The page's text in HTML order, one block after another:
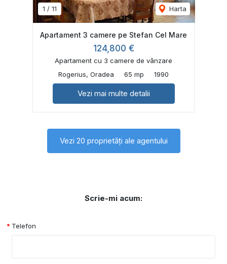
1 / 11 Harta
Apartament 3 camere pe Stefan Cel Mare
124,800 €
Apartament cu 3 camere de vânzare
Rogerius, Oradea
65 mp 1990
Vezi mai multe detalii
Vezi 20 proprietăți ale agentului
Scrie-mi acum:
Telefon